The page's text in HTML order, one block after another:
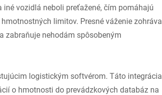
vozidlá neboli preťažené, čím pomáhajú
limitov. Presné váženie zohráva
zabraňuje nehodám spôsobeným
logistickým softvérom. Táto integrácia
o hmotnosti do prevádzkových databáz na